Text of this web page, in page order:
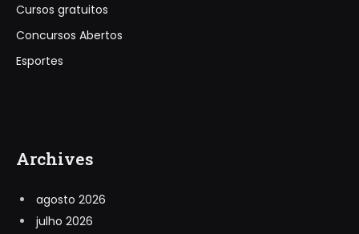
Cursos gratuitos
Concursos Abertos
Esportes
Archives
agosto 2026
julho 2026